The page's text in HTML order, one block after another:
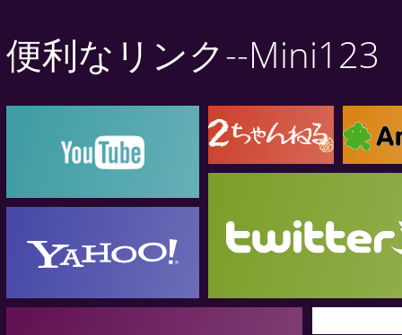
便利なリンク--Mini123